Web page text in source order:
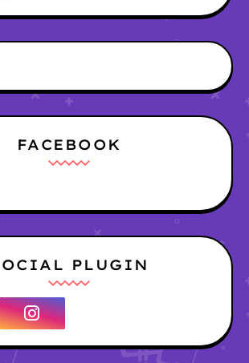
FACEBOOK
PLUGIN